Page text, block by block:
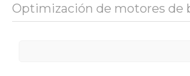
Optimización de motores de